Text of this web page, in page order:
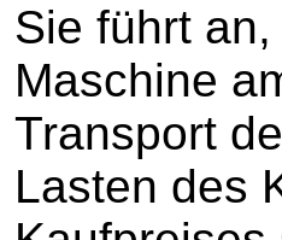
Sie führt
Maschine
Transport
Lasten des